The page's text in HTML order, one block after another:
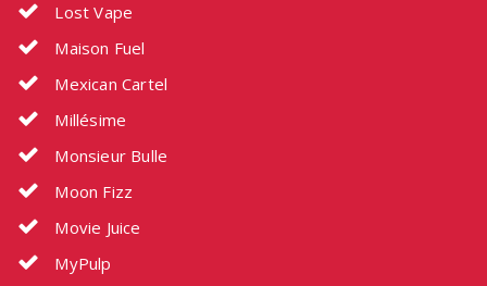
Lost Vape
Maison Fuel
Mexican Cartel
Millésime
Monsieur Bulle
Moon Fizz
Movie Juice
MyPulp